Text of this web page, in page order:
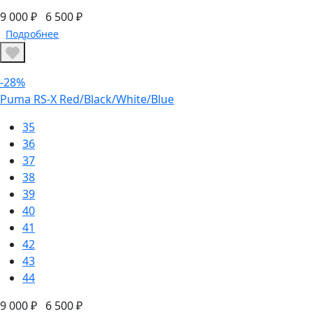
9 000 ₽ 6 500 ₽
Подробнее
-28%
Puma RS-X Red/Black/White/Blue
35
36
37
38
39
40
41
42
43
44
9 000 ₽ 6 500 ₽